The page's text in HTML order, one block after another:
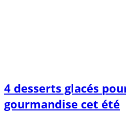
4 desserts glacés
gourmandise cet été